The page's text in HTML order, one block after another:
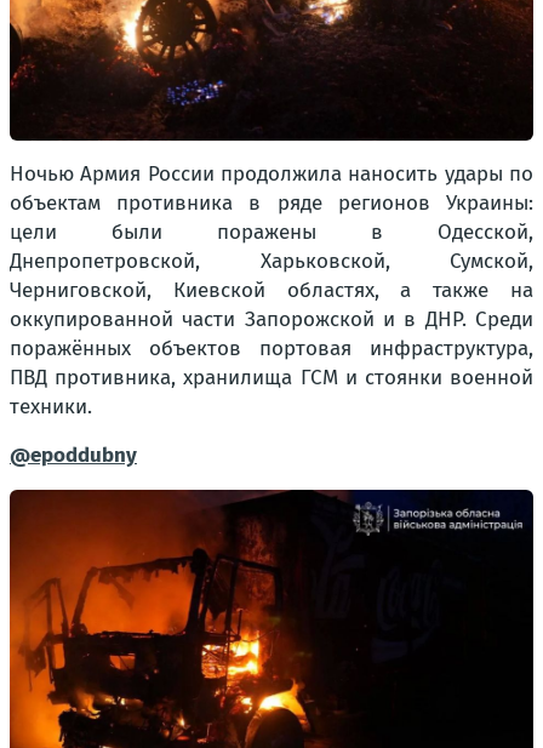
Ночью Армия России продолжила наносить удары по
объектам противника в ряде регионов Украины:
цели были поражены в Одесской,
Днепропетровской, Харьковской, Сумской,
Черниговской, Киевской областях, а также на
оккупированной части Запорожской и в ДНР. Среди
поражённых объектов портовая инфраструктура,
ПВД противника, хранилища ГСМ и стоянки военной
техники.
@epoddubny